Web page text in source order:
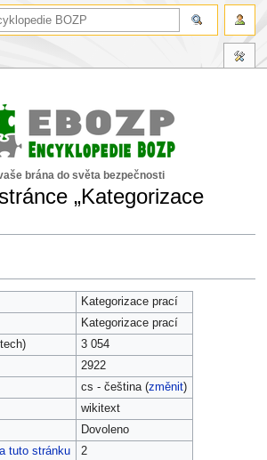
brána do světa bezpečnosti
„Kategorizace
Kategorizace prací
Kategorizace prací
3 054
2922
cs - čeština (změnit)
wikitext
Dovoleno
tuto stránku
2